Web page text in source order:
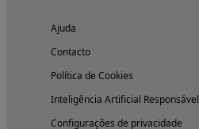
Ajuda
Contacto
Política de Cookies
Inteligência Artificial Responsável
Configurações de privacidade